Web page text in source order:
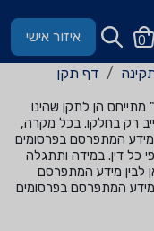
0 איזור אישי
דף תקן
הן לתקן שהינו
רק בחלקו. בכל מקרה,
במידע המתפרסם בפרסומים
כל דין. במידה ותתגלה
לבין מידע המתפרסם
המתפרסם בפרסומים